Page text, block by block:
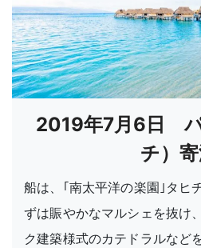
2019年7月6日
チ）
船は、｢南太平洋の楽園｣タヒ
ずは賑やかなマルシェを抜け
ク建築様式のカテドラルなど